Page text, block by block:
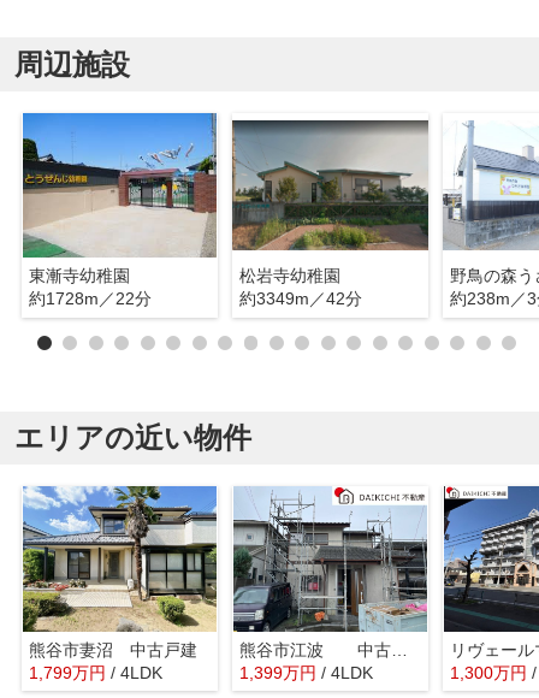
周辺施設
東漸寺幼稚園
約1728m／22分
松岩寺幼稚園
約3349m／42分
野鳥の森
約238m／
エリアの近い物件
熊谷市妻沼 中古戸建
1,799万円 / 4LDK
熊谷市江波 中古戸建
1,399万円 / 4LDK 1,300万円